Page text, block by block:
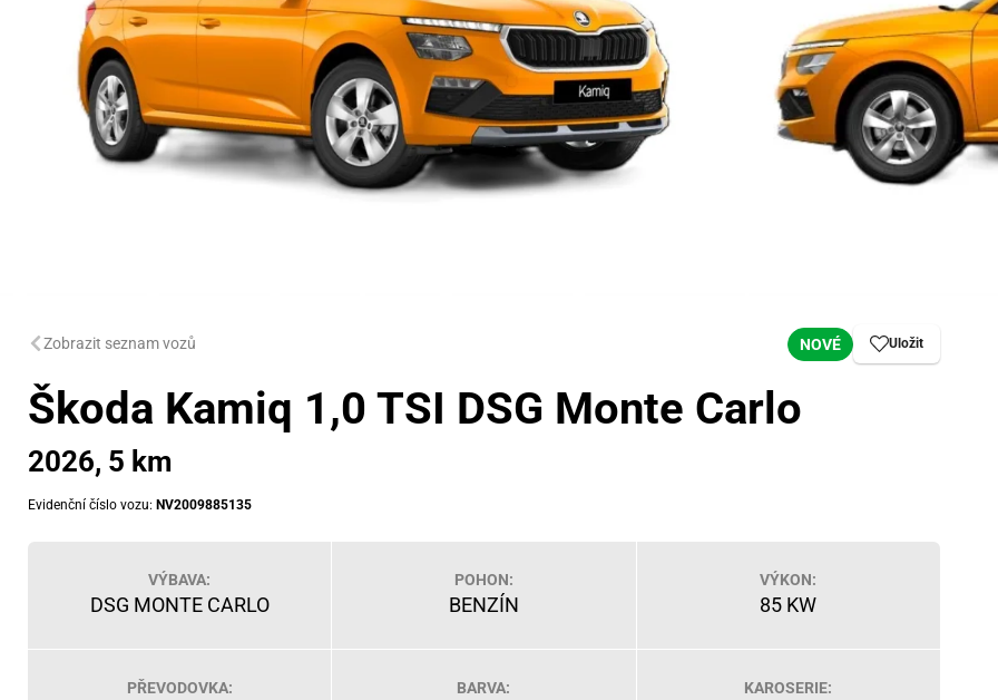
Zobrazit seznam vozů NOVÉ Uložit
Škoda Kamiq 1,0 TSI DSG Monte Carlo
2026, 5 km
Evidenční číslo vozu: NV2009885135
VÝBAVA:
DSG MONTE CARLO
POHON:
BENZÍN
VÝKON:
85 KW
PŘEVODOVKA: BARVA: KAROSERIE: